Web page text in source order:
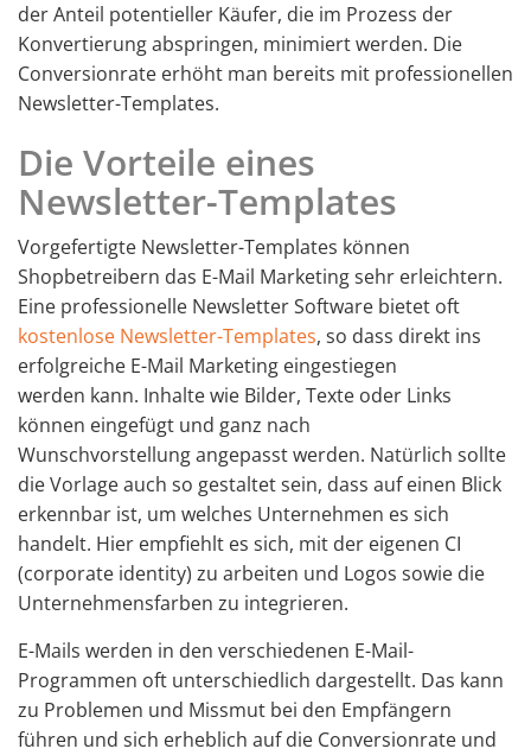
der Anteil potentieller Käufer, die im Prozess der
Konvertierung abspringen, minimiert werden. Die
Conversionrate erhöht man bereits mit professionellen
Newsletter-Templates.
Die Vorteile eines
Newsletter-Templates
Vorgefertigte Newsletter-Templates können
Shopbetreibern das E-Mail Marketing sehr erleichtern.
Eine professionelle Newsletter Software bietet oft
kostenlose Newsletter-Templates, so dass direkt ins
erfolgreiche E-Mail Marketing eingestiegen
werden kann. Inhalte wie Bilder, Texte oder Links
können eingefügt und ganz nach
Wunschvorstellung angepasst werden. Natürlich sollte
die Vorlage auch so gestaltet sein, dass auf einen Blick
erkennbar ist, um welches Unternehmen es sich
handelt. Hier empfiehlt es sich, mit der eigenen CI
(corporate identity) zu arbeiten und Logos sowie die
Unternehmensfarben zu integrieren.
E-Mails werden in den verschiedenen E-Mail-
Programmen oft unterschiedlich dargestellt. Das kann
zu Problemen und Missmut bei den Empfängern
führen und sich erheblich auf die Conversionrate und